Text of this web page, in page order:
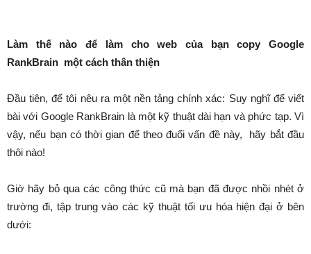
Làm thế nào để làm cho web của bạn copy Google
RankBrain một cách thân thiện
Đầu tiên, để tôi nêu ra một nền tảng chính xác: Suy nghĩ để viết
bài với Google RankBrain là một kỹ thuật dài hạn và phức tạp. Vì
vậy, nếu bạn có thời gian để theo đuổi vấn đề này, hãy bắt đầu
thôi nào!
Giờ hãy bỏ qua các công thức cũ mà bạn đã được nhồi nhét ở
trường đi, tập trung vào các kỹ thuật tối ưu hóa hiện đại ở bên
dưới: